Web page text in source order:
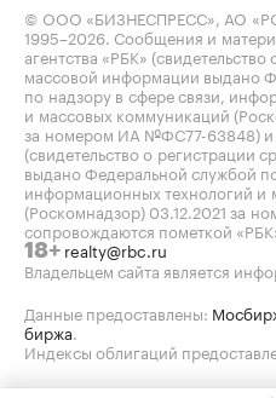
© ООО «БИЗНЕСПРЕСС», АО
1995–2026. Сообщения и
агентства «РБК»
массовой информации выдано
по надзору в сфере связи,
и массовых коммуникаций
за номером ИА №ФС77-63848) и
(свидетельство о регистрации
выдано Федеральной службой
информационных технологий и
(Роскомнадзор) 03.12.2021 за
сопровождаются пометкой
18+ realty@rbc.ru
Владельцем сайта является
Данные предоставлены:
биржа.
Индексы облигаций